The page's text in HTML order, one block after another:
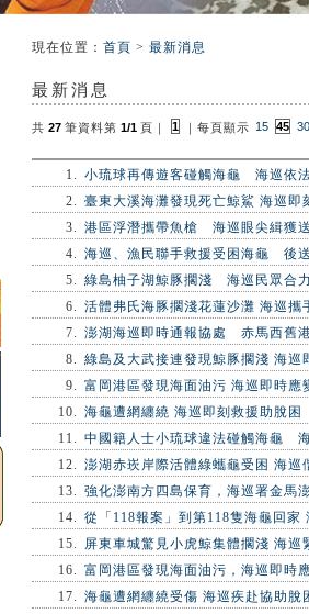
現在位置 ： 首頁 > 最新消息
最新消息
共 27 筆資料第 1/1 頁 ｜ 1 ｜ 每頁顯示 15 45
1. 小琉球再傳遊客碰觸海龜 海巡依
2. 臺東大溪海灘發現死亡鯨鯊 海巡即
3. 港區浮潛攜帶魚槍 海巡眼尖緝獲
4. 海巡、漁民聯手救援受困海龜 後
5. 綠島柚子湖鯨豚擱淺 海巡民眾合
6. 活體弗氏海豚擱淺花蓮沙灘 海巡攜
7. 澎湖海巡即時通報協處 赤馬西舊
8. 綠島及大武接連發現鯨豚擱淺 海巡
9. 富岡港區發現海面油污 海巡即時應
10. 海龜遭網纏繞 海巡即刻救援助脫困
11. 中國籍人士小琉球違法碰觸海龜
12. 澎湖赤崁岸際活體綠蠵龜受困 海巡
13. 強化澎南方四島保育，海巡署金馬
14. 從「118報案」到第118隻海龜回家
15.
屏東車城驚見小虎鯨集體擱淺 海巡
16. 富岡港區發現海面油污，海巡即時
17. 海龜遭網纏繞受傷 海巡疾赴協助脫